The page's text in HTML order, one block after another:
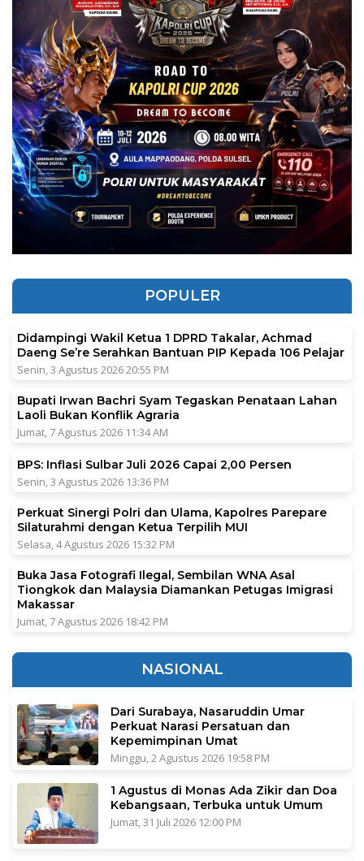
POPULER
Didampingi Wakil Ketua 1 DPRD Takalar, Achmad
Daeng Se’re Serahkan Bantuan PIP Kepada 106 Pelajar
Senin, 3 Agustus 2026 20:55 PM
Bupati Irwan Bachri Syam Tegaskan Penataan Lahan
Laoli Bukan Konflik Agraria
Jumat, 7 Agustus 2026 11:34 AM
BPS: Inflasi Sulbar Juli 2026 Capai 2,00 Persen
Senin, 3 Agustus 2026 13:36 PM
Perkuat Sinergi Polri dan Ulama, Kapolres Parepare
Silaturahmi dengan Ketua Terpilih MUI
Selasa, 4 Agustus 2026 15:32 PM
Buka Jasa Fotografi Ilegal, Sembilan WNA Asal
Tiongkok dan Malaysia Diamankan Petugas Imigrasi
Makassar
Jumat, 7 Agustus 2026 18:42 PM
NASIONAL
Dari Surabaya, Nasaruddin Umar
Perkuat Narasi Persatuan dan
Kepemimpinan Umat
Minggu, 2 Agustus 2026 19:58 PM
1 Agustus di Monas Ada Zikir dan Doa
Kebangsaan, Terbuka untuk Umum
Jumat, 31 Juli 2026 12:00 PM